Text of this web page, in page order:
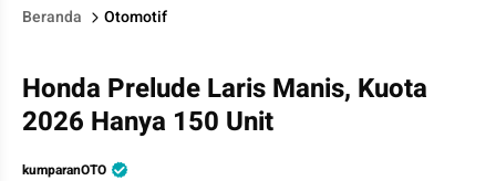
Beranda Otomotif
Honda Prelude Laris Manis, Kuota
2026 Hanya 150 Unit
kumparanOTO